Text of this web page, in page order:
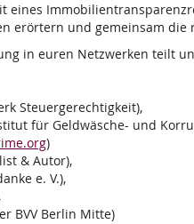
eines
erörtern und gemeinsam
in euren Netzwerken teilt
Steuergerechtigkeit),
für Geldwäsche- und
)
& Autor),
e. V.),
BVV Berlin Mitte)